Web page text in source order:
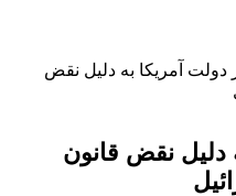
دولت آمریکا به دلیل نقض
دلیل نقض قانون